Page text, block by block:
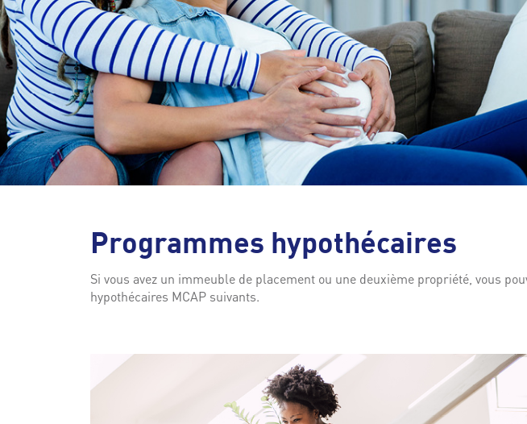
Programmes hypothécaires
Si vous avez un immeuble de placement ou une deuxième propriété, vous
hypothécaires MCAP suivants.